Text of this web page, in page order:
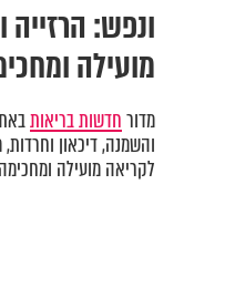
ונפש: הרזייה
מועילה
מדורחדשות בריאות
והשמנה, דיכאון וחרדות,
לקריאה מועילה